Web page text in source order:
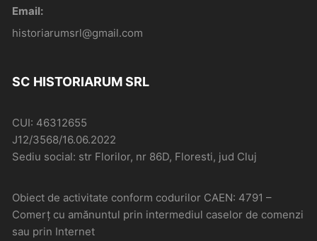
Email:
historiarumsrl@gmail.com
SC HISTORIARUM SRL
CUI: 46312655
J12/3568/16.06.2022
Sediu social: str Florilor, nr 86D, Floresti, jud Cluj
Obiect de activitate conform codurilor CAEN: 4791 –
Comerţ cu amănuntul prin intermediul caselor de comenzi
sau prin Internet